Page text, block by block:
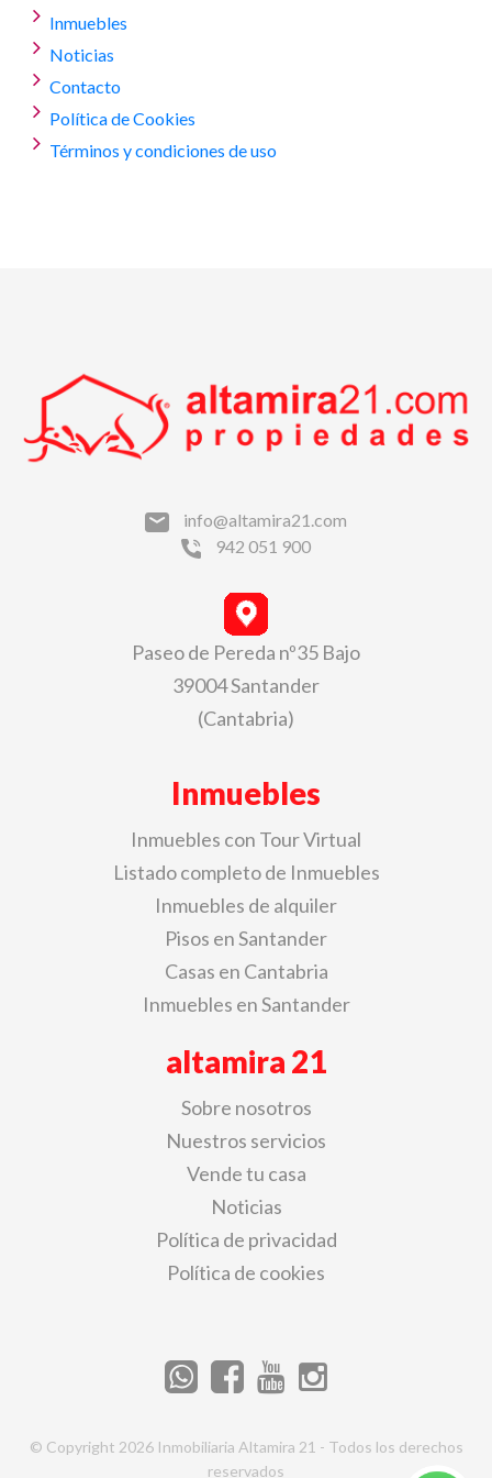
Inmuebles
Noticias
Contacto
Política de Cookies
Términos y condiciones de uso
info@altamira21.com
942 051 900
Paseo de Pereda nº35 Bajo
39004 Santander
(Cantabria)
Inmuebles
Inmuebles con Tour Virtual
Listado completo de Inmuebles
Inmuebles de alquiler
Pisos en Santander
Casas en Cantabria
Inmuebles en Santander
altamira 21
Sobre nosotros
Nuestros servicios
Vende tu casa
Noticias
Política de privacidad
Política de cookies
© Copyright 2026 Inmobiliaria Altamira 21 - Todos los derechos
reservados